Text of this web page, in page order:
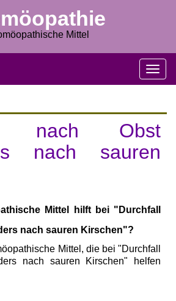
Mittel
M
e
c
l
e
n
nach Obst
nach sauren
Mittel hilft bei "Durchfall
nach sauren Kirschen"?
Mittel, die bei "Durchfall
nach sauren Kirschen" helfen